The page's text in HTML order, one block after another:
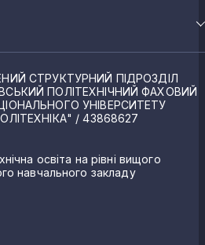
СТРУКТУРНИЙ ПІДРОЗДІЛ
ПОЛІТЕХНІЧНИЙ ФАХОВИЙ
УНІВЕРСИТЕТУ
/ 43868627
освіта на рівні вищого
навчального закладу